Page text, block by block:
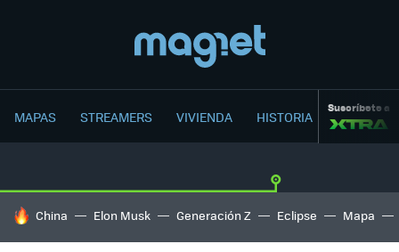
MAPAS STREAMERS VIVIENDA HISTORIA Suscríbete a
HOY SE HABLA DE
China Elon Musk Generación Z Eclipse Mapa